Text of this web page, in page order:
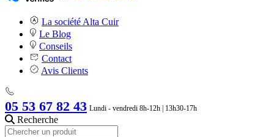
La société Alta Cuir
Le Blog
Conseils
Contact
Avis Clients
05 53 67 82 43 Lundi - vendredi 8h-12h | 13h30-17h
Recherche